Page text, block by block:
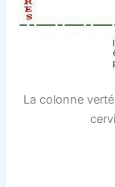
La colonne